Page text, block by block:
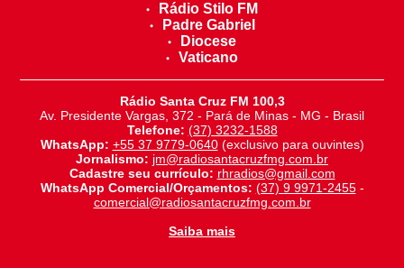
Rádio Stilo FM
Padre Gabriel
Diocese
Vaticano
Rádio Santa Cruz FM 100,3
Av. Presidente Vargas, 372 - Pará de Minas - MG - Brasil
Telefone: (37) 3232-1588
WhatsApp: +55 37 9779-0640(exclusivo para ouvintes)
Jornalismo: jm@radiosantacruzfmg.com.br
Cadastre seu currículo: rhradios@gmail.com
WhatsApp Comercial/Orçamentos: (37) 9 9971-2455-
comercial@radiosantacruzfmg.com.br
Saiba mais